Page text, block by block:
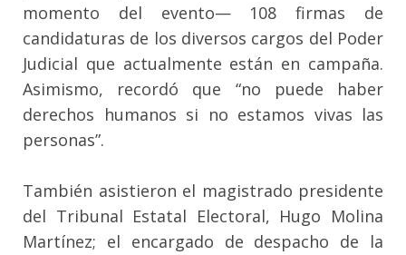
momento del evento— 108 firmas de
candidaturas de los diversos cargos del Poder
Judicial que actualmente están en campaña.
Asimismo, recordó que “no puede haber
derechos humanos si no estamos vivas las
personas”.
También asistieron el magistrado presidente
del Tribunal Estatal Electoral, Hugo Molina
Martínez; el encargado de despacho de la